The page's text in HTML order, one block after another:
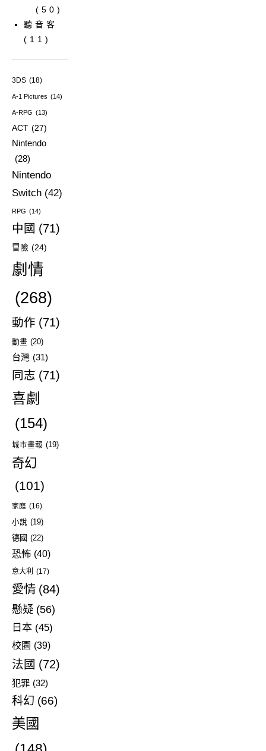
(50)
聽音客
(11)
3DS (18)
A-1 Pictures (14)
A-RPG (13)
ACT (27)
Nintendo
(28)
Nintendo
Switch (42)
RPG (14)
中國 (71)
冒險 (24)
劇情
(268)
動作 (71)
動畫 (20)
台灣 (31)
同志 (71)
喜劇
(154)
城市畫報 (19)
奇幻
(101)
家庭 (16)
小說 (19)
德國 (22)
恐怖 (40)
意大利 (17)
愛情 (84)
懸疑 (56)
日本 (45)
校園 (39)
法國 (72)
犯罪 (32)
科幻 (66)
美國